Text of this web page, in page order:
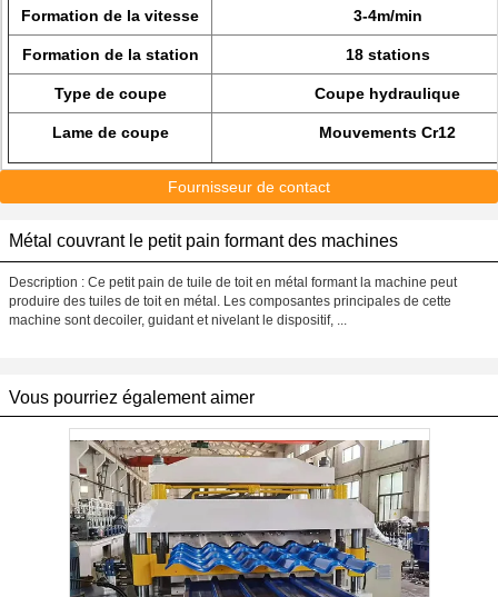
Formation de la vitesse 3-4m/min
Formation de la station 18 stations
Type de coupe Coupe hydraulique
Lame de coupe Mouvements Cr12
Fournisseur de contact
Métal couvrant le petit pain formant des machines
Description : Ce petit pain de tuile de toit en métal formant la machine peut
produire des tuiles de toit en métal. Les composantes principales de cette
machine sont decoiler, guidant et nivelant le dispositif, ...
Vous pourriez également aimer